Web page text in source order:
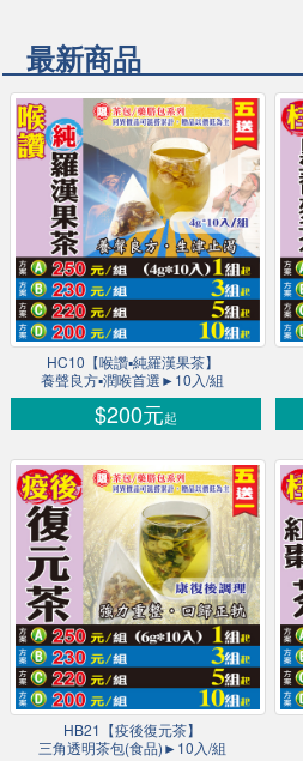
最新商品
HC10【喉讚▪純羅漢果茶】
養聲良方▪潤喉首選►10入/組
$200元起
HB21【疫後復元茶】
三角透明茶包(食品)►10入/組